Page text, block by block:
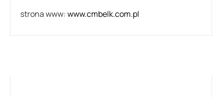
strona www:www.cmbelk.com.pl